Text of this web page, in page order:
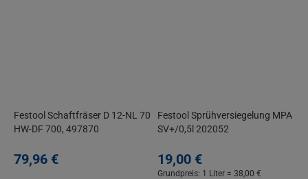
Festool Schaftfräser D 12-NL 70
HW-DF 700, 497870
79,96 €
Festool Sprühversiegelung MPA
SV+/0,5l 202052
19,00 €
Grundpreis: 1 Liter = 38,00 €